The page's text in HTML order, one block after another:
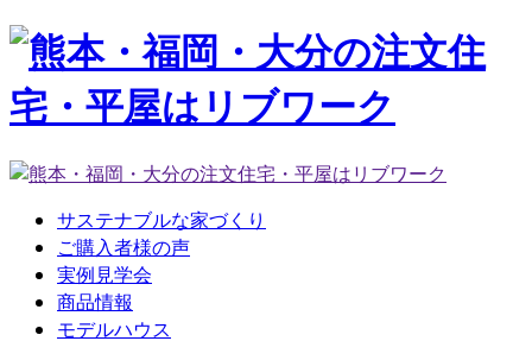
サステナブルな家づくり
ご購入者様の声
実例見学会
商品情報
モデルハウス